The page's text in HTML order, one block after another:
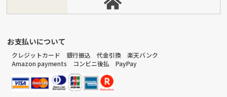
お支払いについて
クレジットカード 銀行振込 代金引換 楽天バンク
Amazon payments コンビニ後払 PayPay